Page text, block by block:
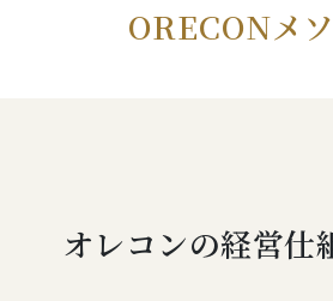
ORECONメ
オレコンの経営仕